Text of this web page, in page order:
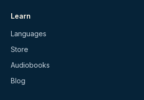
Learn
Languages
Store
Audiobooks
Blog